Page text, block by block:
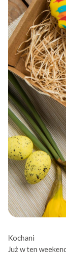
Kochani
Już w ten